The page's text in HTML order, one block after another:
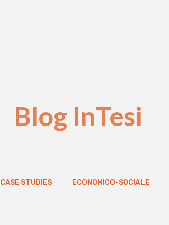
Blog InTesi
CASE STUDIES ECONOMICO-SOCIALE